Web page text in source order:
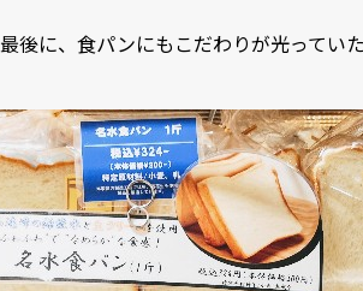
最後に、食パンにもこだわりが光ってい